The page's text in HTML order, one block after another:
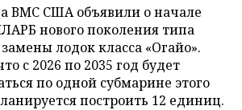
ВМС США объявили о начале
нового поколения типа
лодок класса «Огайо».
с 2026 по 2035 год будет
по одной субмарине этого
построить 12 единиц.